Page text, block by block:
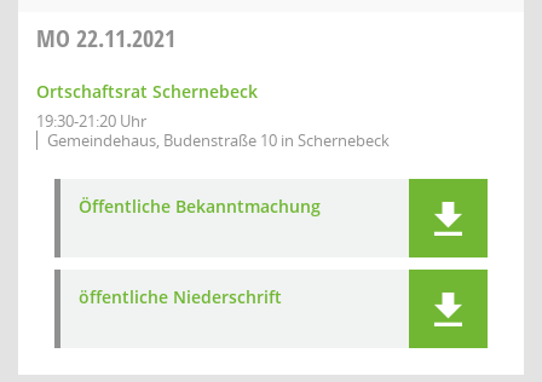
MO 22.11.2021
Ortschaftsrat Schernebeck
19:30-21:20 Uhr
Gemeindehaus, Budenstraße 10 in Schernebeck
Öffentliche Bekanntmachung
öffentliche Niederschrift